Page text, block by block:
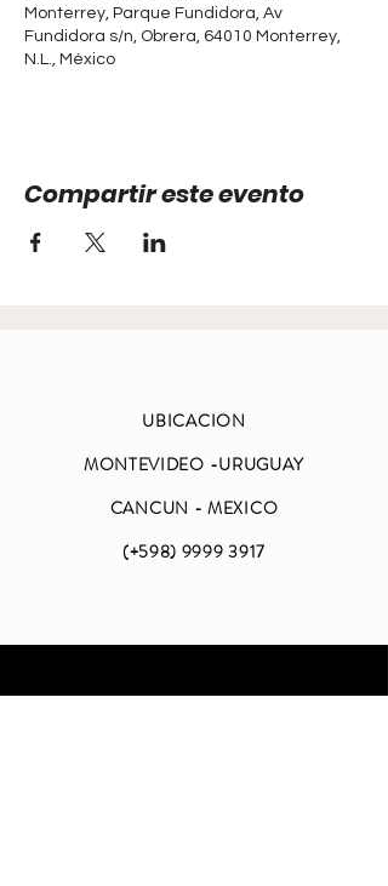
Monterrey, Parque Fundidora, Av
Fundidora s/n, Obrera, 64010 Monterrey,
N.L., México
Compartir este evento
UBICACION
MONTEVIDEO -URUGUAY
CANCUN - MEXICO
(+598) 9999 3917